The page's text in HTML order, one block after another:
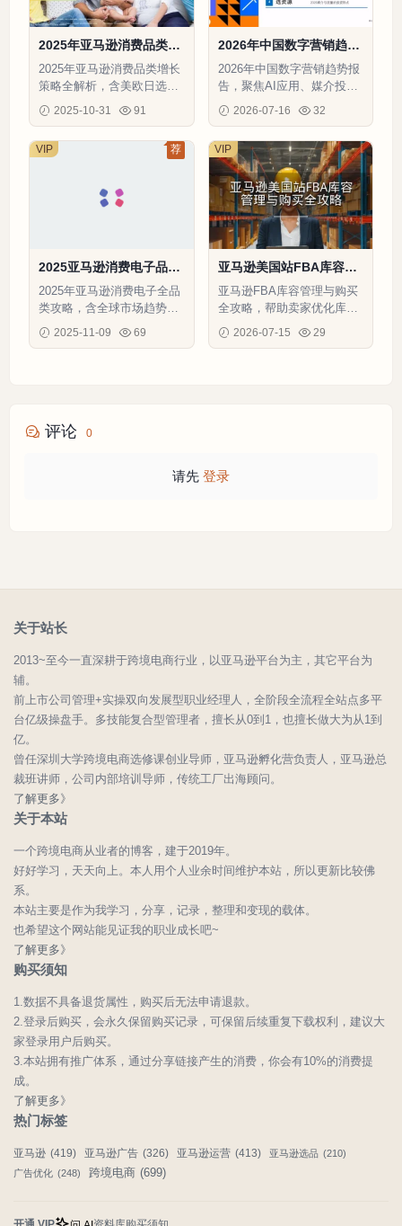
2025年亚马逊消费品类攻
略手册-73页
2025年亚马逊消费品类增长
策略全解析，含美欧日选品
数据、合规工具及物流促销
实战案例
2025-10-31 91
2026年中国数字营销趋势
报告-81页
2026年中国数字营销趋势报
告，聚焦AI应用、媒介投资
与内容营销，为跨境电商提
供战略升级方向。
2026-07-16 32
2025亚马逊消费电子品类
攻略手册V2-82页
2025年亚马逊消费电子全品
类攻略，含全球市场趋势、
选品洞察、合规指南及物流
广告优化策略
2025-11-09 69
VIP 荐
亚马逊美国站FBA库容管
理与购买全攻略-22页
亚马逊FBA库容管理与购买
全攻略，帮助卖家优化库
存，提升仓储效率
2026-07-15 29
VIP
评论 0
请先 登录
关于站长
2013~至今一直深耕于跨境电商行业，以亚马逊平台为主，其它平台为
辅。
前上市公司管理+实操双向发展型职业经理人，全阶段全流程全站点多平
台亿级操盘手。多技能复合型管理者，擅长从0到1，也擅长做大为从1到
亿。
曾任深圳大学跨境电商选修课创业导师，亚马逊孵化营负责人，亚马逊总
裁班讲师，公司内部培训导师，传统工厂出海顾问。
了解更多》
关于本站
一个跨境电商从业者的博客，建于2019年。
好好学习，天天向上。本人用个人业余时间维护本站，所以更新比较佛
系。
本站主要是作为我学习，分享，记录，整理和变现的载体。
也希望这个网站能见证我的职业成长吧~
了解更多》
购买须知
1.数据不具备退货属性，购买后无法申请退款。
2.登录后购买，会永久保留购买记录，可保留后续重复下载权利，建议大
家登录用户后购买。
3.本站拥有推广体系，通过分享链接产生的消费，你会有10%的消费提
成。
了解更多》
热门标签
亚马逊 (419) 亚马逊广告 (326) 亚马逊运营 (413) 亚马逊选品 (210)
广告优化 (248) 跨境电商 (699)